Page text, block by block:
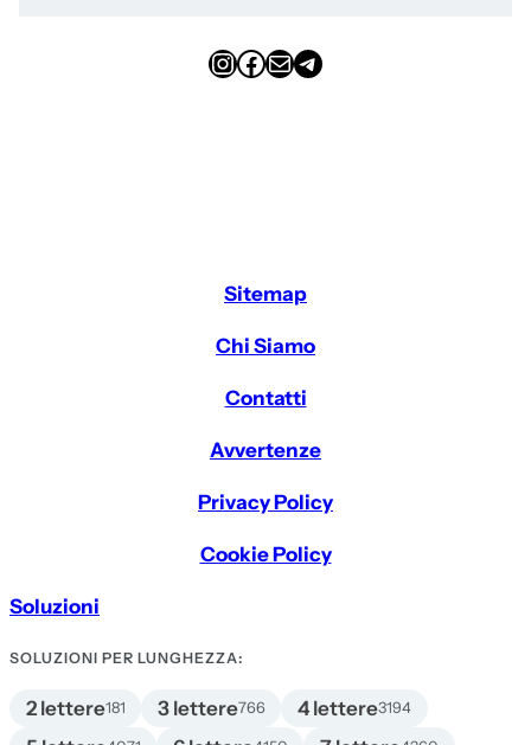
InstagramFacebook Email Telegram
Sitemap
Chi Siamo
Contatti
Avvertenze
Privacy Policy
Cookie Policy
Soluzioni
SOLUZIONI PER LUNGHEZZA:
2 lettere181 3 lettere766 4 lettere3194